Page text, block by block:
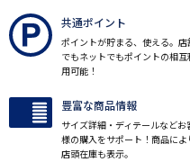
共通ポイント
ポイントが貯まる、使える。店
でもネットでもポイントの相互
用可能！
豊富な商品情報
サイズ詳細・ディテールなどお
様の購入をサポート！商品によ
店頭在庫も表示。